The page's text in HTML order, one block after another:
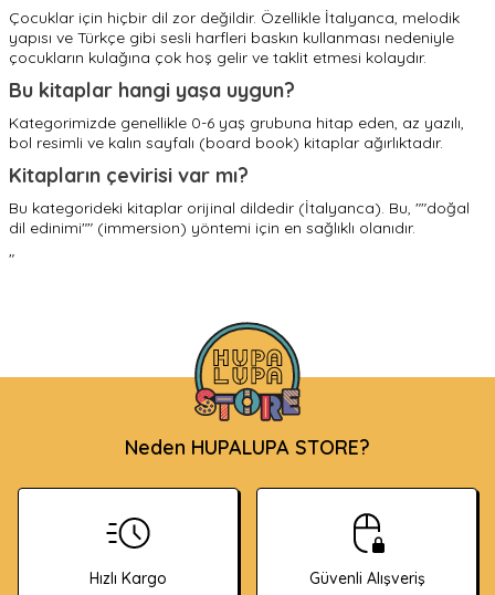
Çocuklar için hiçbir dil zor değildir. Özellikle İtalyanca, melodik
yapısı ve Türkçe gibi sesli harfleri baskın kullanması nedeniyle
çocukların kulağına çok hoş gelir ve taklit etmesi kolaydır.
Bu kitaplar hangi yaşa uygun?
Kategorimizde genellikle 0-6 yaş grubuna hitap eden, az yazılı,
bol resimli ve kalın sayfalı (board book) kitaplar ağırlıktadır.
Kitapların çevirisi var mı?
Bu kategorideki kitaplar orijinal dildedir (İtalyanca). Bu, ""doğal
dil edinimi"" (immersion) yöntemi için en sağlıklı olanıdır.
"
Neden HUPALUPA STORE?
Hızlı Kargo Güvenli Alışveriş